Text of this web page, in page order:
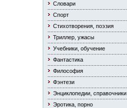
Словари
Спорт
Стихотворения, поэзия
Триллер, ужасы
Учебники, обучение
Фантастика
Философия
Фэнтези
Энциклопедии, справочники
Эротика, порно